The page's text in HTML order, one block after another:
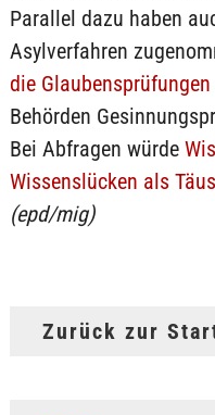
Parallel dazu haben
Asylverfahren
die Glaubensprüfungen
Behörden
Bei Abfragen würde
Wissenslücken als
(epd/mig)
Zurück zur